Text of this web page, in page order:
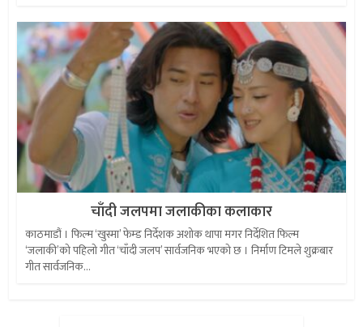
चाँदी जलपमा जलाकीका कलाकार
काठमाडौं । फिल्म ‘खुस्मा’ फेम्ड निर्देशक अशोक थापा मगर निर्देशित फिल्म
‘जलाकी’को पहिलो गीत ‘चाँदी जलप’ सार्वजनिक भएको छ । निर्माण टिमले शुक्रबार
गीत सार्वजनिक...